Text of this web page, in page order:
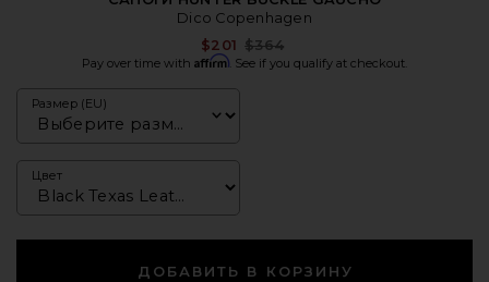
Dico Copenhagen
$201 Previous price:
$364
Pay over time with Affirm . See if you qualify at checkout.
Размер (EU)
Цвет
ДОБАВИТЬ В КОРЗИНУ